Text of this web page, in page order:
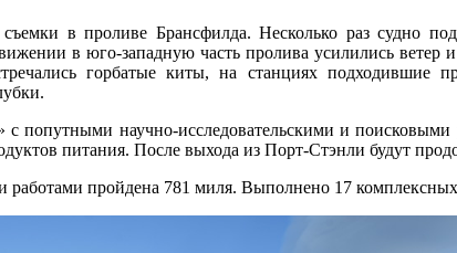
в проливе Брансфилда. Несколько раз судно
в юго-западную часть пролива усилились
горбатые киты, на станциях
научно-исследовательскими и поисковыми
питания. После выхода из Порт-Стэнли будут
пройдена 781 миля. Выполнено 17